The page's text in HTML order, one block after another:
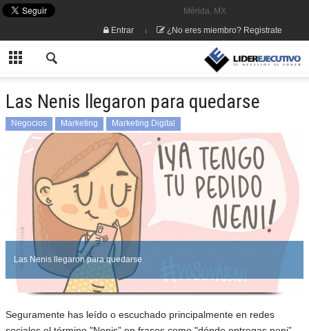
Mérida, MX
Entrar
¿No eres miembro? Registrate
Las Nenis llegaron para quedarse
Negocios Marketing Marketing Digital
Las Nenis llegaron para quedarse
Seguramente has leído o escuchado principalmente en redes